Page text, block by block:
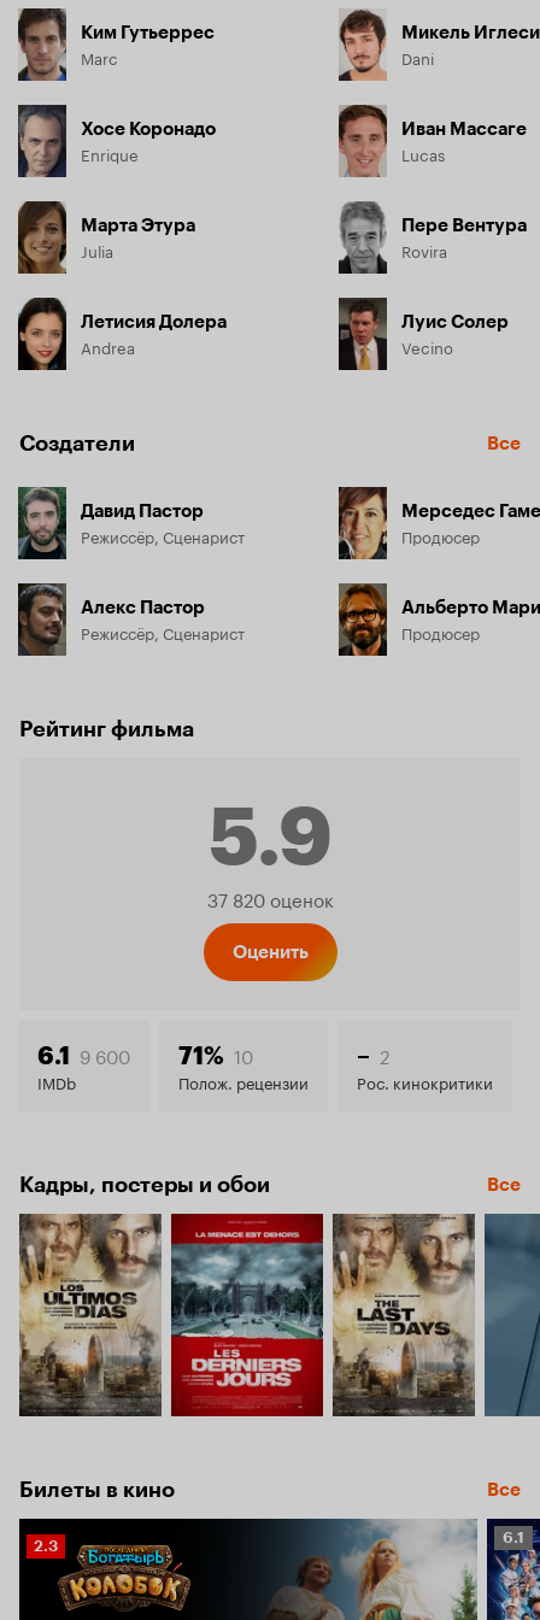
Ким Гутьеррес
Marc
Хосе Коронадо
Enrique
Марта Этура
Julia
Летисия Долера
Andrea
Микель
Dani
Иван Массаге
Lucas
Пере Вентура
Rovira
Луис Солер
Vecino
Создатели Все
Давид Пастор
Режиссёр, Сценарист
Алекс Пастор
Режиссёр, Сценарист
Мерседес
Продюсер
Альберто
Продюсер
Рейтинг фильма
5.9
Рейтинг
5.9
37 820 оценок
Оценить
6.1 9 600
IMDb
71% 10
Полож. рецензии
– 2
Рос. кинокритики
Кадры, постеры и обои Все
Билеты в кино Все
Рейтинг
Кинопоиска
2.3
6.1
6.1